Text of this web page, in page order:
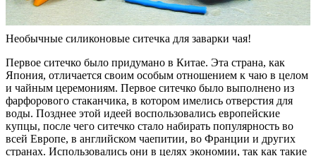
Необычные силиконовые ситечка для заварки чая!
Первое ситечко было придумано в Китае. Эта страна, как
Япония, отличается своим особым отношением к чаю в целом
и чайным церемониям. Первое ситечко было выполнено из
фарфорового стаканчика, в котором имелись отверстия для
воды. Позднее этой идеей воспользовались европейские
купцы, после чего ситечко стало набирать популярность во
всей Европе, в английском чаепитии, во Франции и других
странах. Использовались они в целях экономии, так как такие